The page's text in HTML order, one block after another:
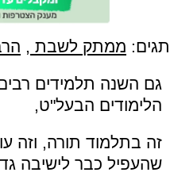
תגים: ממתק לשבת ,
גם השנה תלמידים
הלימודים הבעל"ט,
זה בתלמוד תורה, וזה
שהעפיל כבר לישיבה